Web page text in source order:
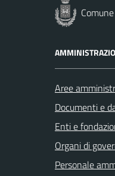
Aree
Documenti e
Enti e
Organi di
Personale